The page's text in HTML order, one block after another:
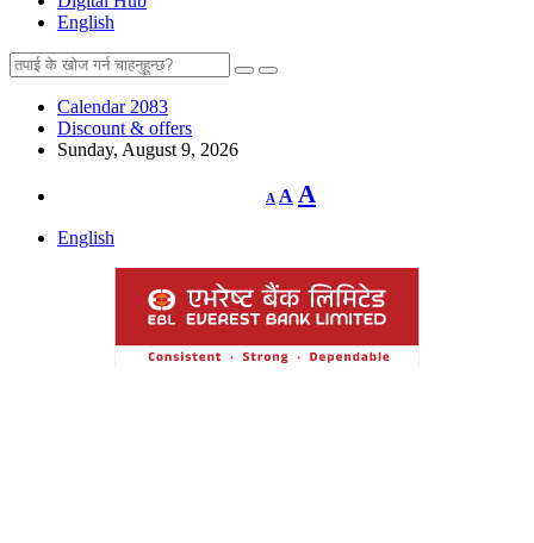
English
Calendar 2083
Discount & offers
Sunday, August 9, 2026
A
Decrease
font
A Reset
font
A
English